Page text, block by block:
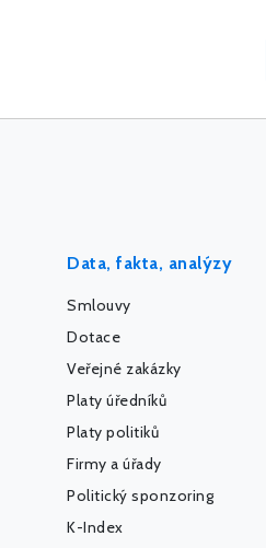
Data, fakta, analýzy
Smlouvy
Dotace
Veřejné zakázky
Platy úředníků
Platy politiků
Firmy a úřady
Politický sponzoring
K-Index